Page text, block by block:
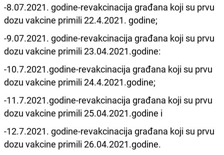
-8.07.2021. godine-revakcinacija građana koji su prvu
dozu vakcine primili 22.4.2021. godine;
-9.07.2021. godine-revakcinacija građana koji su prvu
dozu vakcine primili 23.04.2021.godine:
-10.7.2021.godine-revakcinacija građana koji su prvu
dozu vakcine primili 24.4.2021.godine;
-11.7.2021.godine-revakcinacija građana koji su prvu
dozu vakcine primili 25.04.2021.godine i
-12.7.2021. godine-revakcinacija građana koji su prvu
dozu vakcine primili 26.04.2021.godine.